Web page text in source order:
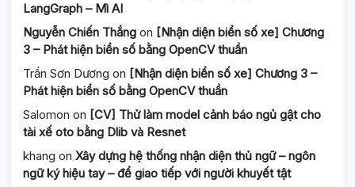
LangGraph – Mì AI
Nguyễn Chiến Thắng on [Nhận diện biển số xe] Chương
3 – Phát hiện biển số bằng OpenCV thuần
Trần Sơn Dương on [Nhận diện biển số xe] Chương 3 –
Phát hiện biển số bằng OpenCV thuần
Salomon on [CV] Thử làm model cảnh báo ngủ gật cho
tài xế oto bằng Dlib và Resnet
khang on Xây dựng hệ thống nhận diện thủ ngữ – ngôn
ngữ ký hiệu tay – để giao tiếp với người khuyết tật